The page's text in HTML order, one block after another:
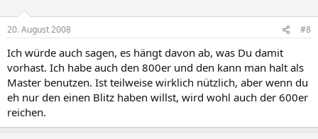
20. August 2008 #8
Ich würde auch sagen, es hängt davon ab, was Du damit
vorhast. Ich habe auch den 800er und den kann man halt als
Master benutzen. Ist teilweise wirklich nützlich, aber wenn du
eh nur den einen Blitz haben willst, wird wohl auch der 600er
reichen.